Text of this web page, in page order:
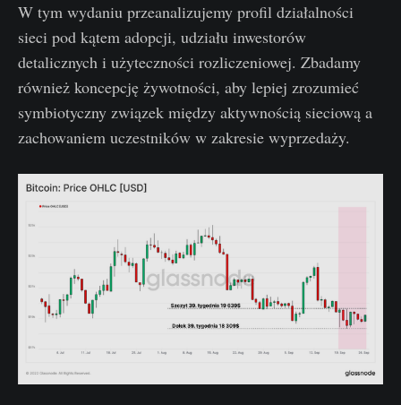
W tym wydaniu przeanalizujemy profil działalności
sieci pod kątem adopcji, udziału inwestorów
detalicznych i użyteczności rozliczeniowej. Zbadamy
również koncepcję żywotności, aby lepiej zrozumieć
symbiotyczny związek między aktywnością sieciową a
zachowaniem uczestników w zakresie wyprzedaży.